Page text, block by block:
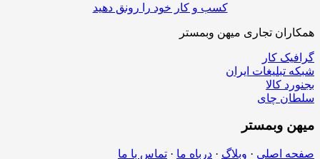
کسب و کار خود را رونق دهید
همکاران تجاری میهن وبمستر
گرافیک کار
شبکه تبلیغات ایران
بجنورد کالا
سلطان چای
میهن وبمستر
صفحه اصلی · وبلاگ · درباه ما · تماس با ما